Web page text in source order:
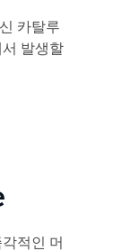
카탈루
발생할
적인 머